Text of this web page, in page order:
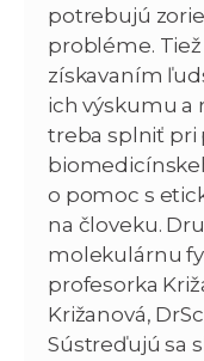
potrebujú
probléme.
získavaním
ich výskumu a
treba splniť pri
o pomoc s
na človeku.
molekulárnu
profesorka
Križanová,
Sústreďujú sa